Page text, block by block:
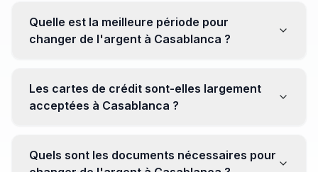
établissements réputés pour éviter les surprises.
Quelle est la meilleure période pour
changer de l'argent à Casablanca ?
soyez attentif aux fluctuations pour maximiser la valeur
de vos devises.
Les cartes de crédit sont-elles largement
acceptées à Casablanca ?
Cependant, avoir un peu de monnaie locale peut être
Quels sont les documents nécessaires pour